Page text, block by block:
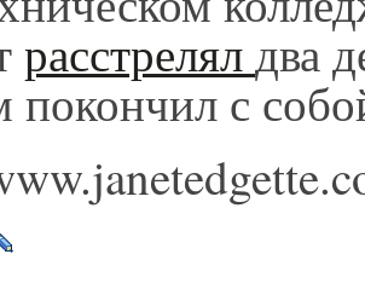
расстрелялдва
покончил с